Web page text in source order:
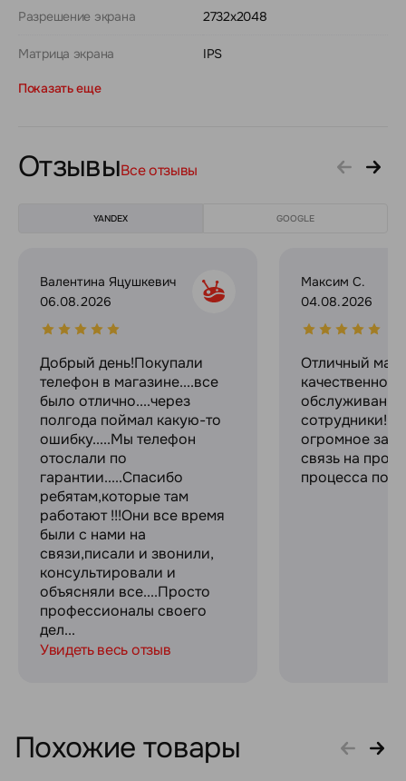
Разрешение экрана 2732x2048
Матрица экрана IPS
Показать еще
ОтзывыВсе отзывы
YANDEX GOOGLE
Валентина Яцушкевич
06.08.2026
Добрый день!Покупали
телефон в магазине....все
было отлично....через
полгода поймал какую-то
ошибку.....Мы телефон
отослали по
гарантии.....Спасибо
ребятам,которые там
работают !!!Они все время
были с нами на
связи,писали и звонили,
консультировали и
объясняли все....Просто
профессионалы своего
дел...
Увидеть весь отзыв
Максим С.
04.08.2026
Отличный
качественное
сотрудники!
огромное за
связь на
процесса
Похожие товары